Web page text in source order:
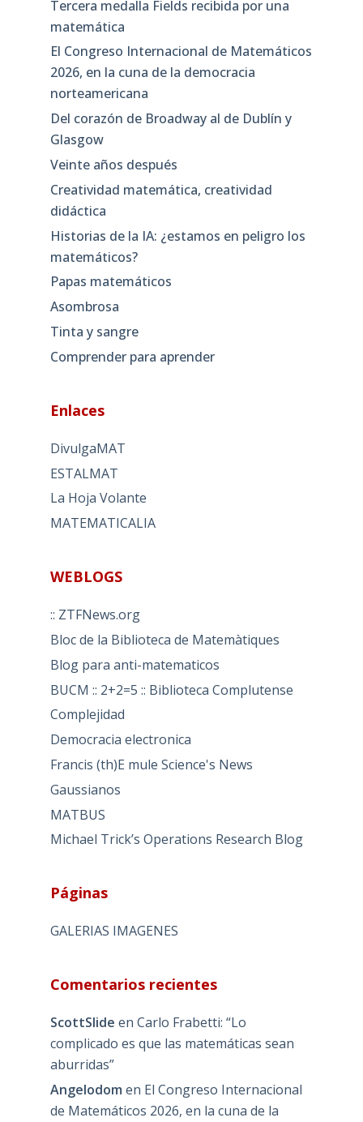
Tercera medalla Fields recibida por una
matemática
El Congreso Internacional de Matemáticos
2026, en la cuna de la democracia
norteamericana
Del corazón de Broadway al de Dublín y
Glasgow
Veinte años después
Creatividad matemática, creatividad
didáctica
Historias de la IA: ¿estamos en peligro los
matemáticos?
Papas matemáticos
Asombrosa
Tinta y sangre
Comprender para aprender
Enlaces
DivulgaMAT
ESTALMAT
La Hoja Volante
MATEMATICALIA
WEBLOGS
:: ZTFNews.org
Bloc de la Biblioteca de Matemàtiques
Blog para anti-matematicos
BUCM :: 2+2=5 :: Biblioteca Complutense
Complejidad
Democracia electronica
Francis (th)E mule Science's News
Gaussianos
MATBUS
Michael Trick’s Operations Research Blog
Páginas
GALERIAS IMAGENES
Comentarios recientes
ScottSlide en Carlo Frabetti: “Lo
complicado es que las matemáticas sean
aburridas”
Angelodom en El Congreso Internacional
de Matemáticos 2026, en la cuna de la